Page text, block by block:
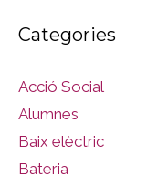
Categories
Acció Social
Alumnes
Baix elèctric
Bateria